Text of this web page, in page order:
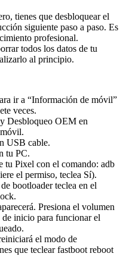
tienes que desbloquear el
siguiente paso a paso. Es
profesional.
todos los datos de tu
al principio.
ir a “Información de móvil”
veces.
Desbloqueo OEM en
USB cable.
tu PC.
tu Pixel con el comando: adb
el permiso, teclea Sí).
bootloader teclea en el
Presiona el volumen
inicio para funcionar el
el modo de
que teclear fastboot reboot